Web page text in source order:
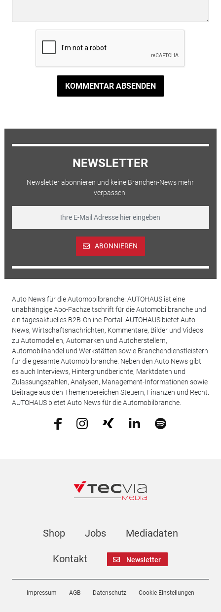
KOMMENTAR ABSENDEN
NEWSLETTER
Newsletter abonnieren und keine Branchen-News mehr
verpassen.
ABONNIEREN
Auto News für die Automobilbranche: AUTOHAUS ist eine
unabhängige Abo-Fachzeitschrift für die Automobilbranche und
ein tagesaktuelles B2B-Online-Portal. AUTOHAUS bietet Auto
News, Wirtschaftsnachrichten, Kommentare, Bilder und Videos
zu Automodellen, Automarken und Autoherstellern,
Automobilhandel und Werkstätten sowie Branchendienstleistern
für die gesamte Automobilbranche. Neben den Auto News gibt
es auch Interviews, Hintergrundberichte, Marktdaten und
Zulassungszahlen, Analysen, Management-Informationen sowie
Beiträge aus den Themenbereichen Steuern, Finanzen und Recht.
AUTOHAUS bietet Auto News für die Automobilbranche.
Shop Jobs Mediadaten
Kontakt Newsletter
Impressum AGB Datenschutz Cookie-Einstellungen